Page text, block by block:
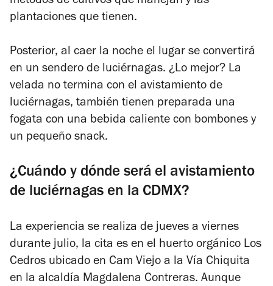
plantaciones que tienen.
Posterior, al caer la noche el lugar se convertirá
en un sendero de luciérnagas. ¿Lo mejor? La
velada no termina con el avistamiento de
luciérnagas, también tienen preparada una
fogata con una bebida caliente con bombones y
un pequeño snack.
¿Cuándo y dónde será el avistamiento
de luciérnagas en la CDMX?
La experiencia se realiza de jueves a viernes
durante julio, la cita es en el huerto orgánico Los
Cedros ubicado en Cam Viejo a la Vía Chiquita
en la alcaldía Magdalena Contreras. Aunque